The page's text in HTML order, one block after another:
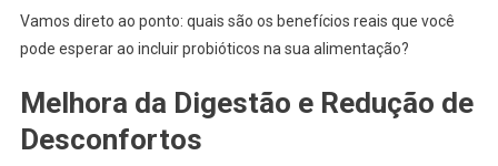
Vamos direto ao ponto: quais são os benefícios reais que você
pode esperar ao incluir probióticos na sua alimentação?
Melhora da Digestão e Redução de
Desconfortos